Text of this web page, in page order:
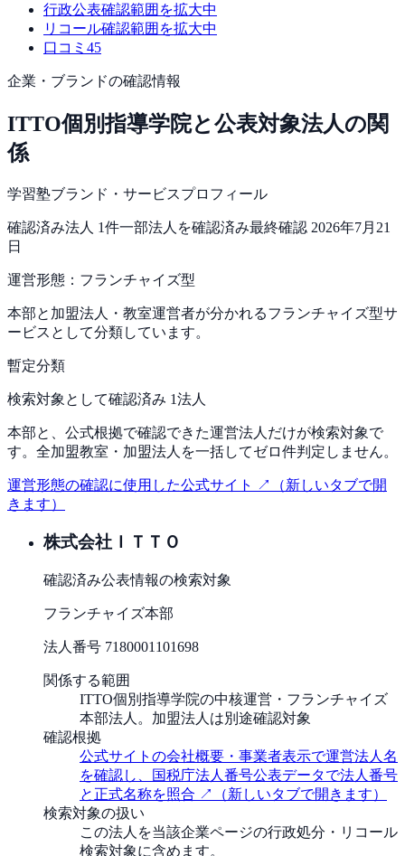
行政公表確認範囲を拡大中
リコール確認範囲を拡大中
口コミ 45
企業・ブランドの確認情報
ITTO個別指導学院と公表対象法人の関
係
学習塾ブランド・サービスプロフィール
確認済み法人 1件一部法人を確認済み最終確認 2026年7月21
日
運営形態： フランチャイズ型
本部と加盟法人・教室運営者が分かれるフランチャイズ型サ
ービスとして分類しています。
暫定分類
検索対象として確認済み 1法人
本部と、公式根拠で確認できた運営法人だけが検索対象で
す。全加盟教室・加盟法人を一括してゼロ件判定しません。
運営形態の確認に使用した公式サイト ↗
（新しいタブで開
きます）
株式会社ＩＴＴＯ
確認済み公表情報の検索対象
フランチャイズ本部
法人番号 7180001101698
関係する範囲
ITTO個別指導学院の中核運営・フランチャイズ
本部法人。加盟法人は別途確認対象
確認根拠
公式サイトの会社概要・事業者表示で運営法人名
を確認し、国税庁法人番号公表データで法人番号
と正式名称を照合 ↗
（新しいタブで開きます）
検索対象の扱い
この法人を当該企業ページの行政処分・リコール
検索対象に含めます。